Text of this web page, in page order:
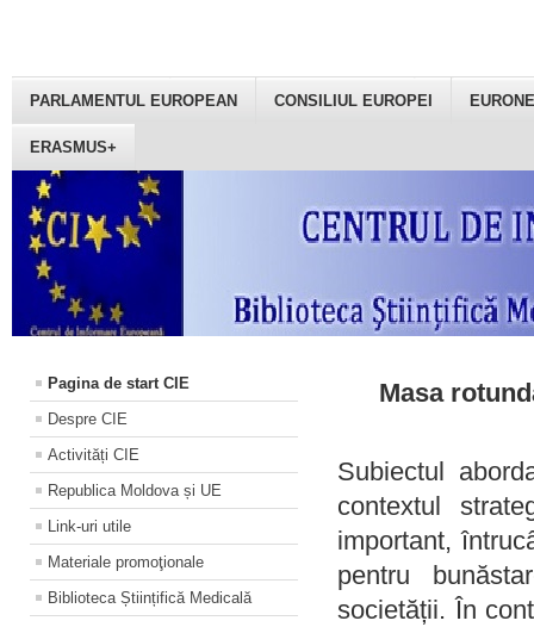
PARLAMENTUL EUROPEAN CONSILIUL EUROPEI
ERASMUS+
Pagina de start CIE
Despre CIE
Activități CIE
Republica Moldova și UE
Link-uri utile
Materiale promoţionale
Biblioteca Științifică Medicală
Masa
Subiectul
contextul
important,
pentru
societății. În